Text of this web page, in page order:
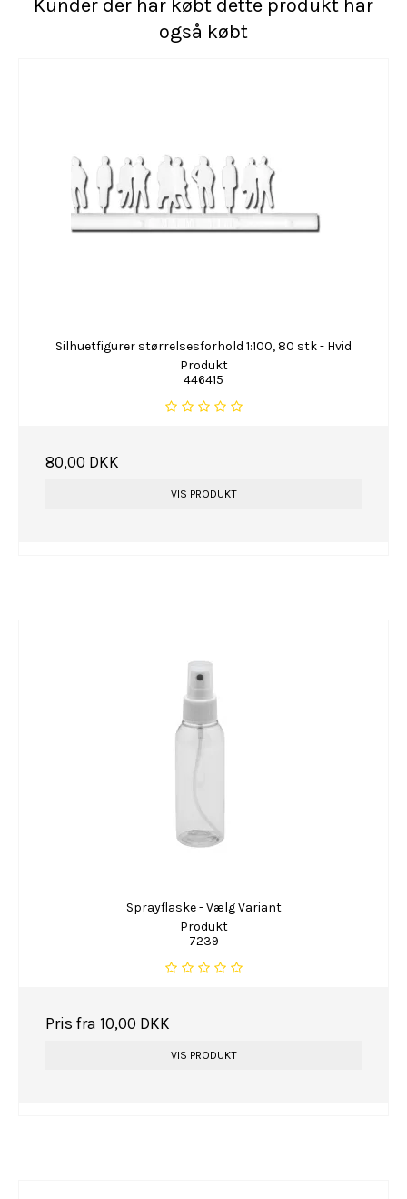
Kunder der har købt dette produkt har
også købt
Silhuetfigurer størrelsesforhold 1:100, 80 stk - Hvid
Produkt
446415
80,00 DKK
VIS PRODUKT
Sprayflaske - Vælg Variant
Produkt
7239
Pris fra 10,00 DKK
VIS PRODUKT